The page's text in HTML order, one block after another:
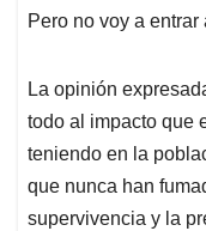
Pero no voy a
La opinión
todo al impacto que
teniendo en la
que nunca han
supervivencia y la